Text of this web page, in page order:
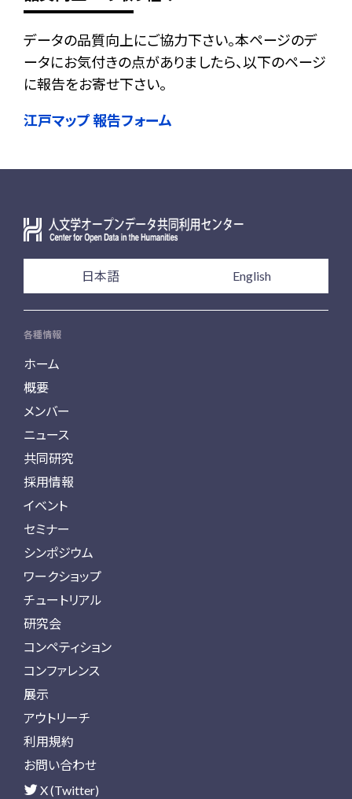
データの品質向上にご協力下さい。本ページのデ
ータにお気付きの点がありましたら、以下のページ
に報告をお寄せ下さい。
江戸マップ 報告フォーム
日本語 English
各種情報
ホーム
概要
メンバー
ニュース
共同研究
採用情報
イベント
セミナー
シンポジウム
ワークショップ
チュートリアル
研究会
コンペティション
コンファレンス
展示
アウトリーチ
利用規約
お問い合わせ
X (Twitter)